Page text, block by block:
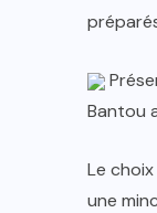
Bantou
Le
une